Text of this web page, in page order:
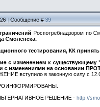
| Сообщение #39
Роспотребнадзором по
Смоленска.
тестирования, КК
с изменением к
с изменениями на основании
вступило в законную силу с
РЕШЕНИЕ - http://